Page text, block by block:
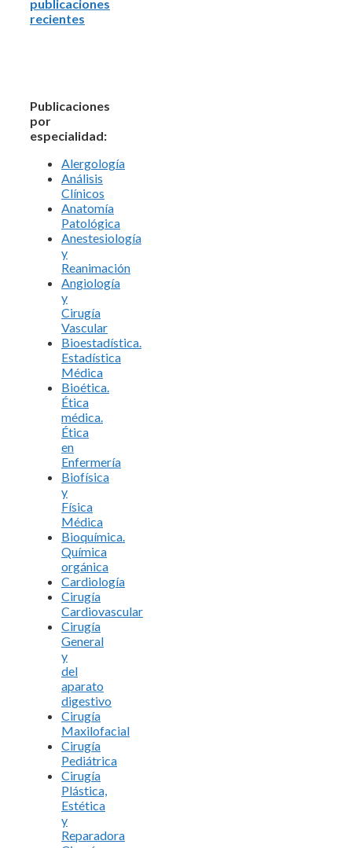
publicaciones
recientes
Publicaciones
por
especialidad:
Alergología
Análisis
Clínicos
Anatomía
Patológica
Anestesiología
y
Reanimación
Angiología
y
Cirugía
Vascular
Bioestadística.
Estadística
Médica
Bioética.
Ética
médica.
Ética
en
Enfermería
Biofísica
y
Física
Médica
Bioquímica.
Química
orgánica
Cardiología
Cirugía
Cardiovascular
Cirugía
General
y
del
aparato
digestivo
Cirugía
Maxilofacial
Cirugía
Pediátrica
Cirugía
Plástica,
Estética
y
Reparadora